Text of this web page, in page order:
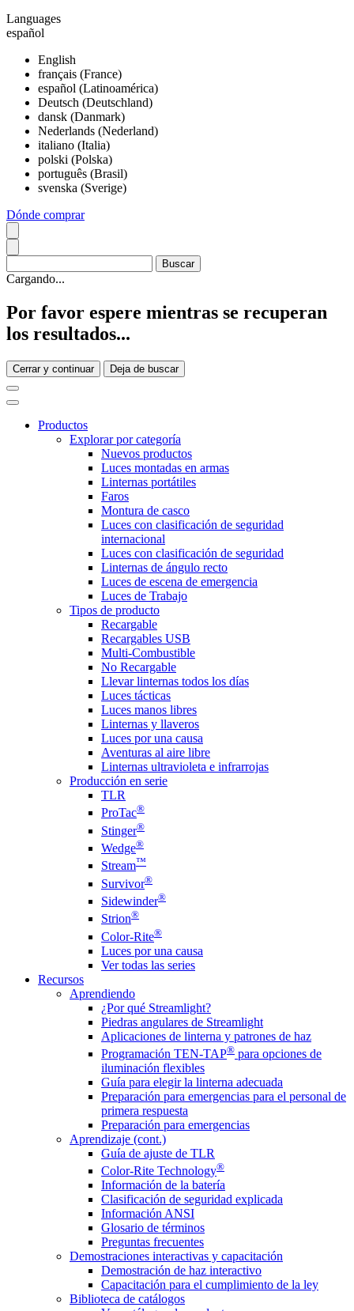
Languages
español
English
français (France)
español (Latinoamérica)
Deutsch (Deutschland)
dansk (Danmark)
Nederlands (Nederland)
italiano (Italia)
polski (Polska)
português (Brasil)
svenska (Sverige)
Dónde comprar
Cargando...
Por favor espere mientras se recuperan
los resultados...
Cerrar y continuar Deja de buscar
Productos
Explorar por categoría
Nuevos productos
Luces montadas en armas
Linternas portátiles
Faros
Montura de casco
Luces con clasificación de seguridad
internacional
Luces con clasificación de seguridad
Linternas de ángulo recto
Luces de escena de emergencia
Luces de Trabajo
Tipos de producto
Recargable
Recargables USB
Multi-Combustible
No Recargable
Llevar linternas todos los días
Luces tácticas
Luces manos libres
Linternas y llaveros
Luces por una causa
Aventuras al aire libre
Linternas ultravioleta e infrarrojas
Producción en serie
TLR
ProTac®
Stinger®
Wedge®
Stream™
Survivor®
Sidewinder®
Strion®
Color-Rite®
Luces por una causa
Ver todas las series
Recursos
Aprendiendo
¿Por qué Streamlight?
Piedras angulares de Streamlight
Aplicaciones de linterna y patrones de haz
Programación TEN-TAP® para opciones de
iluminación flexibles
Guía para elegir la linterna adecuada
Preparación para emergencias para el personal de
primera respuesta
Preparación para emergencias
Aprendizaje (cont.)
Guía de ajuste de TLR
Color-Rite Technology®
Información de la batería
Clasificación de seguridad explicada
Información ANSI
Glosario de términos
Preguntas frecuentes
Demostraciones interactivas y capacitación
Demostración de haz interactivo
Capacitación para el cumplimiento de la ley
Biblioteca de catálogos